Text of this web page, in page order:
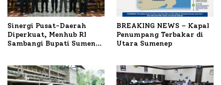
Sinergi Pusat-Daerah
Diperkuat, Menhub RI
Sambangi Bupati Sumenep
BREAKING NEWS – Kapal
Penumpang Terbakar di
Utara Sumenep